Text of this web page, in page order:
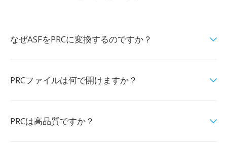
なぜASFをPRCに変換するのですか？
PRCファイルは何で開けますか？
PRCは高品質ですか？